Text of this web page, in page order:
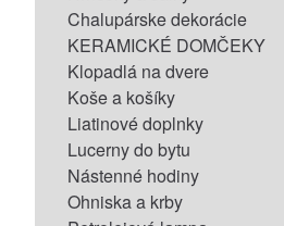
Chalupárske dekorácie
KERAMICKÉ DOMČEKY
Klopadlá na dvere
Koše a košíky
Liatinové doplnky
Lucerny do bytu
Nástenné hodiny
Ohniska a krby